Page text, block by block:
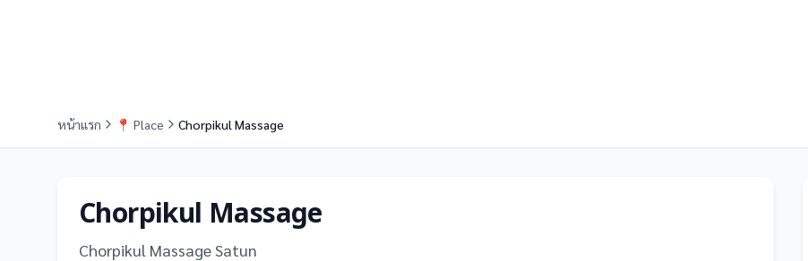
หน้าแรก 📍 Place Chorpikul Massage
Chorpikul Massage
Chorpikul Massage Satun